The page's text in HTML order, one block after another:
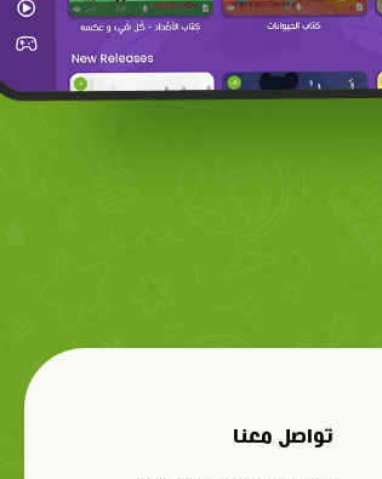
تواصل معنا